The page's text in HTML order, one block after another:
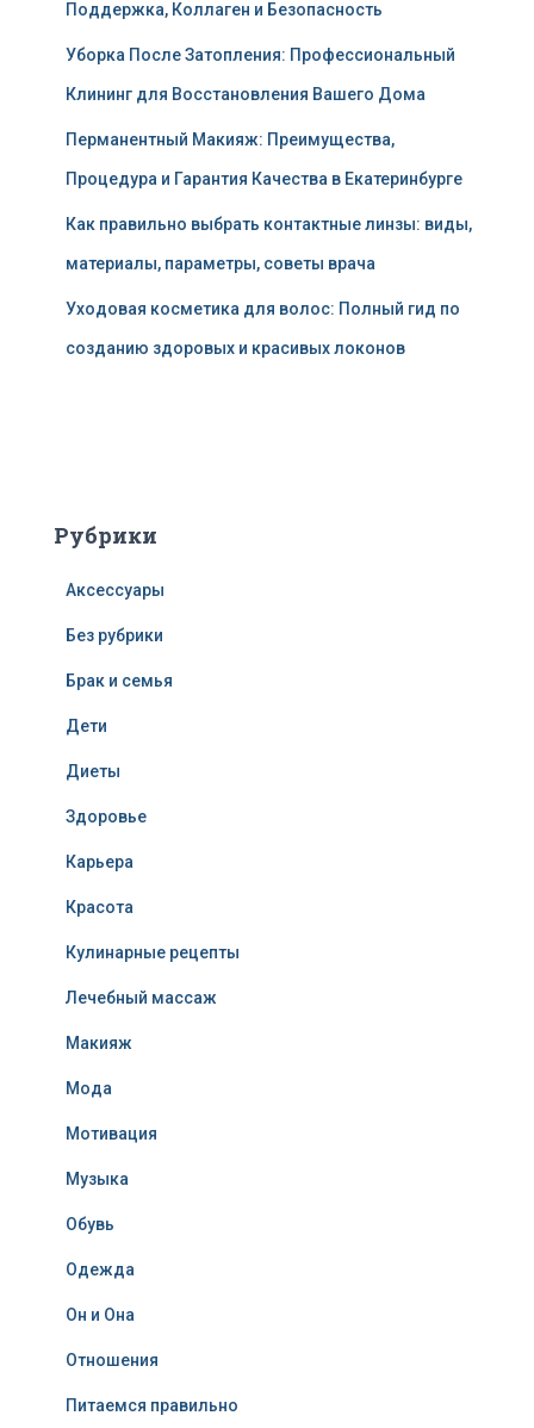
Поддержка, Коллаген и Безопасность
Уборка После Затопления: Профессиональный
Клининг для Восстановления Вашего Дома
Перманентный Макияж: Преимущества,
Процедура и Гарантия Качества в Екатеринбурге
Как правильно выбрать контактные линзы: виды,
материалы, параметры, советы врача
Уходовая косметика для волос: Полный гид по
созданию здоровых и красивых локонов
Рубрики
Аксессуары
Без рубрики
Брак и семья
Дети
Диеты
Здоровье
Карьера
Красота
Кулинарные рецепты
Лечебный массаж
Макияж
Мода
Мотивация
Музыка
Обувь
Одежда
Он и Она
Отношения
Питаемся правильно